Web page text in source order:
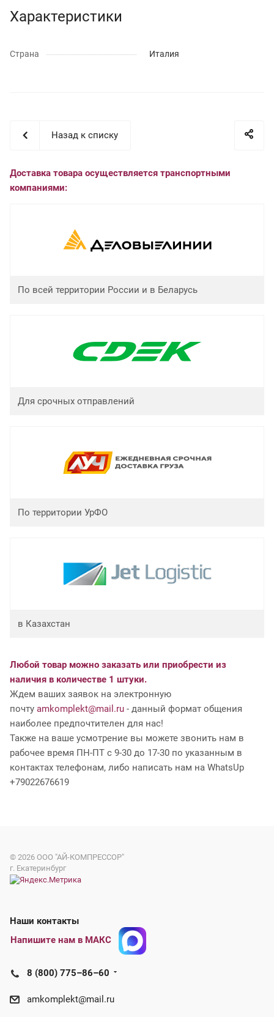
Характеристики
Страна Италия
Назад к списку
Доставка товара осуществляется транспортными
компаниями:
По всей территории России и в Беларусь
Для срочных отправлений
По территории УрФО
в Казахстан
Любой товар можно заказать или приобрести из
наличия в количестве 1 штуки.
Ждем ваших заявок на электронную
почту amkomplekt@mail.ru - данный формат общения
наиболее предпочтителен для нас!
Также на ваше усмотрение вы можете звонить нам в
рабочее время ПН-ПТ с 9-30 до 17-30 по указанным в
контактах телефонам, либо написать нам на WhatsUp
+79022676619
© 2026 ООО "АЙ-КОМПРЕССОР"
г. Екатеринбург
Наши контакты
Напишите нам в МАКС
8 (800) 775–86–60
amkomplekt@mail.ru